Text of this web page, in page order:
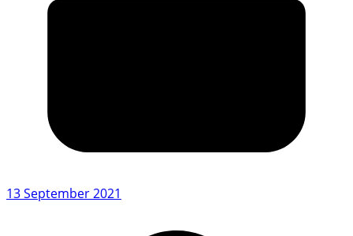
13 September 2021